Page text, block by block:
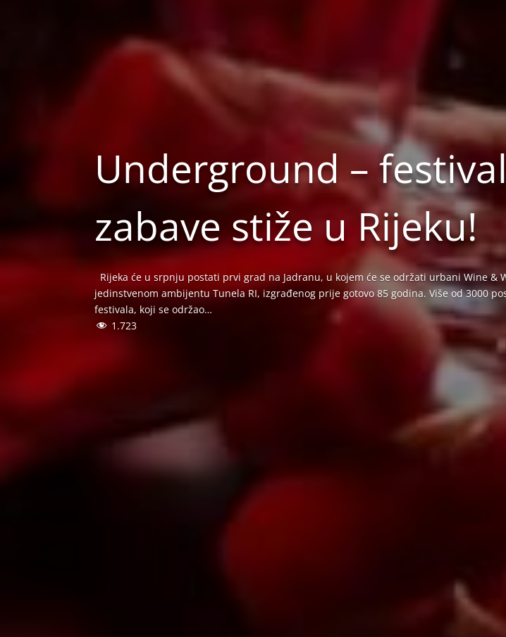
Underground –
zabave stiže u Rijeku!
Rijeka će u srpnju postati prvi grad na Jadranu, u kojem će se održati urbani Wine &
jedinstvenom ambijentu Tunela RI, izgrađenog prije gotovo 85 godina. Više od 3000
festivala, koji se održao…
1.723